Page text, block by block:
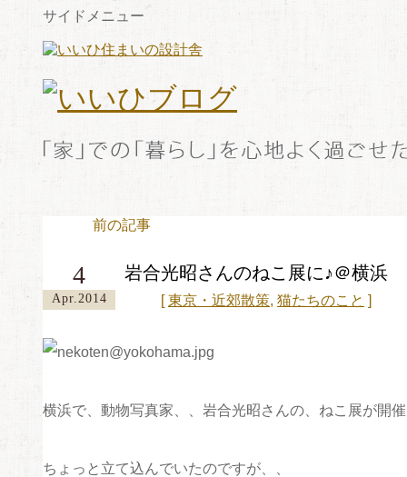
サイドメニュー
前の記事
岩合光昭さんのねこ展に♪＠横浜
4
Apr.2014 [東京・近郊散策, 猫たちのこと ]
横浜で、動物写真家、、岩合光昭さんの、ねこ展が開
ちょっと立て込んでいたのですが、、